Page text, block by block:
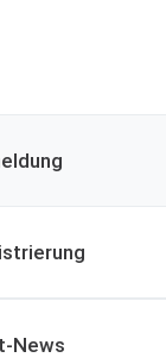
News